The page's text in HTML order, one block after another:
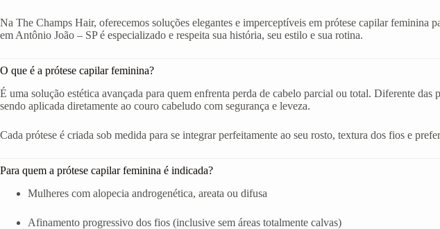
Na The Champs Hair, oferecemos soluções elegantes e imperceptíveis em prótese capilar
em Antônio João – SP é especializado e respeita sua história, seu estilo e sua rotina.
O que é a prótese capilar feminina?
É uma solução estética avançada para quem enfrenta perda de cabelo parcial ou total. Diferente
sendo aplicada diretamente ao couro cabeludo com segurança e leveza.
Cada prótese é criada sob medida para se integrar perfeitamente ao seu rosto, textura dos fios e
Para quem a prótese capilar feminina é indicada?
Mulheres com alopecia androgenética, areata ou difusa
Afinamento progressivo dos fios (inclusive sem áreas totalmente calvas)